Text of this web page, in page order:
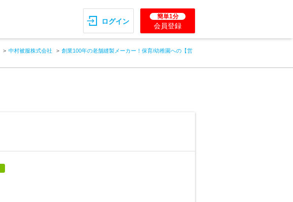
ログイン
簡単1分
会員登録
中村被服株式会社
創業100年の老舗縫製メーカー！保育/幼稚園への【営